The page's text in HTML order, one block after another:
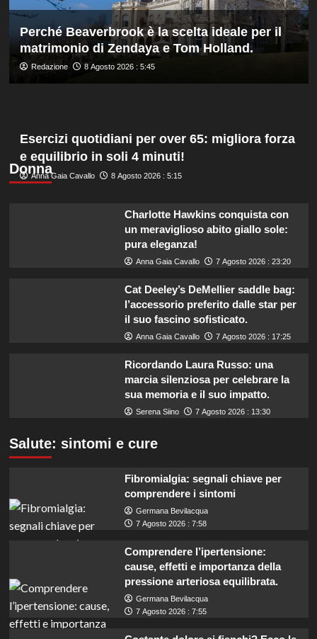
tuffi,
quinto
oro
arriva
Perché Beaverbrook è la scelta ideale per il
matrimonio di Zendaya e Tom Holland.
Redazione 8 Agosto 2026 : 5:45
Donna
Esercizi quotidiani per over 65: migliora forza
e equilibrio in soli 4 minuti!
Anna Gaia Cavallo 8 Agosto 2026 : 5:15
Charlotte Hawkins conquista con
un meraviglioso abito giallo sole:
pura eleganza!
Anna Gaia Cavallo 7 Agosto 2026 : 23:20
Cat Deeley’s DeMellier saddle bag:
l’accessorio preferito dalle star per
il suo fascino sofisticato.
Anna Gaia Cavallo 7 Agosto 2026 : 17:25
Ricordando Laura Russo: una
marcia silenziosa per celebrare la
sua memoria e il suo impatto.
Serena Siino 7 Agosto 2026 : 13:30
Salute: sintomi e cure
Fibromialgia: segnali chiave per
comprendere i sintomi
Germana Bevilacqua
7 Agosto 2026 : 7:58
Comprendere l’ipertensione:
cause, effetti e importanza della
pressione arteriosa equilibrata.
Germana Bevilacqua
7 Agosto 2026 : 7:55